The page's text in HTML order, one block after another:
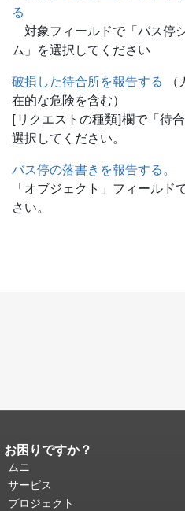
る
対象フィールドで「バス停
ム」を選択してください
破損した待合所を報告する
（
在的な危険を含む）
[リクエストの種類]欄で「待
選択してください。
バス停の落書きを報告する。
「オブジェクト」フィール
さい。
ページコンテンツの終わり。
ジの残りの部分はすべてのページで繰
り返されます。
頭に戻る。
お困りですか？
ムニ
サービス
プロジェクト